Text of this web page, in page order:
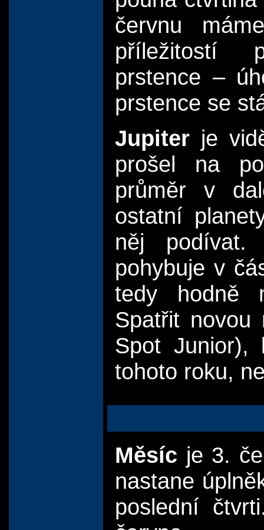
červnu
příležitostí
prstence –
prstence se
Jupiter je
prošel na
průměr v
ostatní
něj podívat.
pohybuje v
tedy hodně
Spatřit novou
Spot Junior),
tohoto roku,
Měsíc je 3.
nastane
poslední